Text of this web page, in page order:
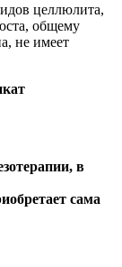
целлюлита,
общему
не имеет
в
сама